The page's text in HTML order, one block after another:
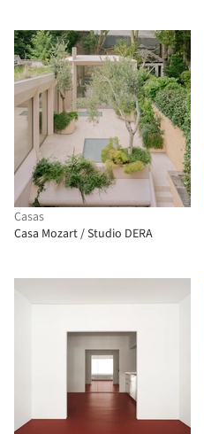
Casas
Casa Mozart / Studio DERA